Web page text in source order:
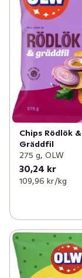
Chips Rödlök &
Gräddfil
275 g, OLW
30,24 kr
109,96 kr /kg